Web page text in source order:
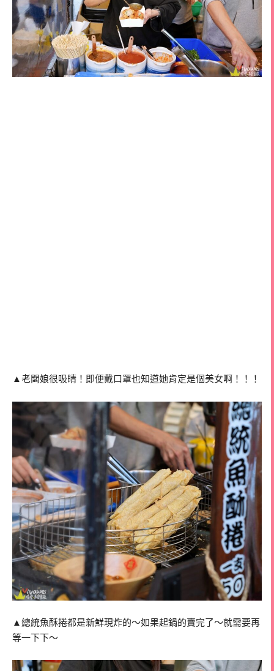
▲老闆娘很吸睛！即便戴口罩也知道她肯定是個美女啊！！！
▲總統魚酥捲都是新鮮現炸的～如果起鍋的賣完了～就需要再
等一下下～